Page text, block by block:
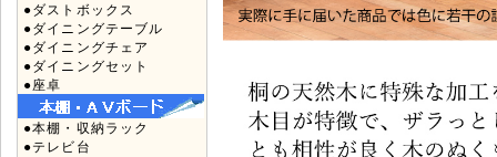
●ダストボックス
●ダイニングテーブル
●ダイニングチェア
●ダイニングセット
●座卓
●本棚・収納ラック
●テレビ台